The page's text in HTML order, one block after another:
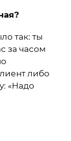
так: ты
за часом
либо
«Надо